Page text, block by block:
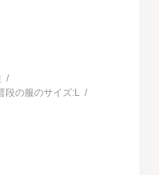
段の服のサイズ:L